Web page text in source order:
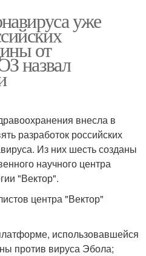
уже
от
назвал
внесла в
разработок российских
Из них шесть созданы
научного центра
"Вектор".
центра "Вектор"
использовавшейся
против вируса Эбола;